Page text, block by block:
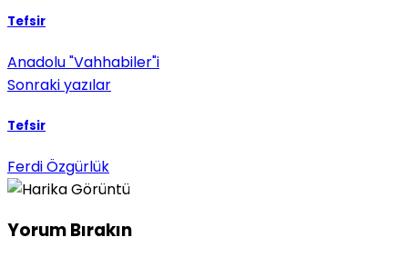
Tefsir
Anadolu "Vahhabiler"i
Sonraki yazılar
Tefsir
Ferdi Özgürlük
Yorum Bırakın